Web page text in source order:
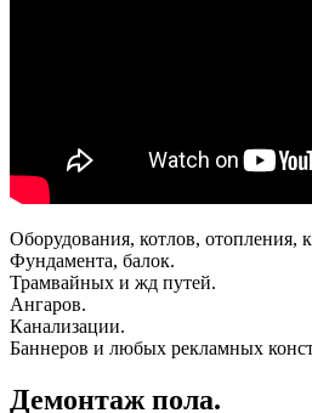
Оборудования, котлов, отопления,
Фундамента, балок.
Трамвайных и жд путей.
Ангаров.
Канализации.
Баннеров и любых рекламных
Демонтаж пола.